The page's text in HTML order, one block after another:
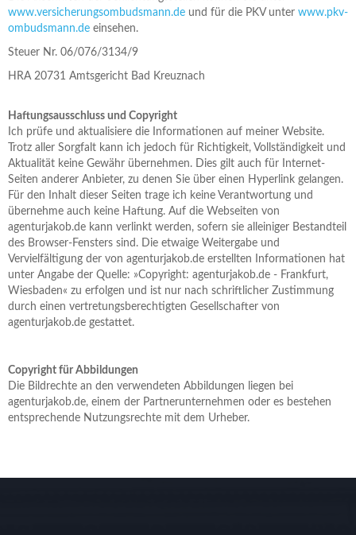
www.versicherungsombudsmann.de und für die PKV unter www.pkv-
ombudsmann.de einsehen.
Steuer Nr. 06/076/3134/9
HRA 20731 Amtsgericht Bad Kreuznach
Haftungsausschluss und Copyright
Ich prüfe und aktualisiere die Informationen auf meiner Website.
Trotz aller Sorgfalt kann ich jedoch für Richtigkeit, Vollständigkeit und
Aktualität keine Gewähr übernehmen. Dies gilt auch für Internet-
Seiten anderer Anbieter, zu denen Sie über einen Hyperlink gelangen.
Für den Inhalt dieser Seiten trage ich keine Verantwortung und
übernehme auch keine Haftung. Auf die Webseiten von
agenturjakob.de kann verlinkt werden, sofern sie alleiniger Bestandteil
des Browser-Fensters sind. Die etwaige Weitergabe und
Vervielfältigung der von agenturjakob.de erstellten Informationen hat
unter Angabe der Quelle: »Copyright: agenturjakob.de - Frankfurt,
Wiesbaden« zu erfolgen und ist nur nach schriftlicher Zustimmung
durch einen vertretungsberechtigten Gesellschafter von
agenturjakob.de gestattet.
Copyright für Abbildungen
Die Bildrechte an den verwendeten Abbildungen liegen bei
agenturjakob.de, einem der Partnerunternehmen oder es bestehen
entsprechende Nutzungsrechte mit dem Urheber.